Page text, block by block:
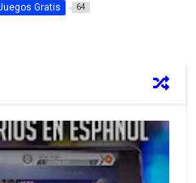
Gratis 64